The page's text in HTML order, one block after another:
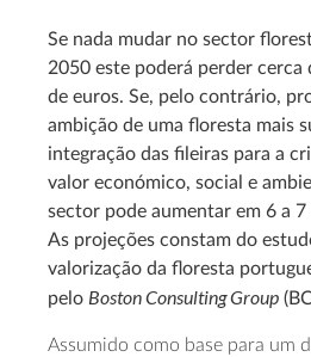
Se nada mudar no sector
2050 este poderá perder cerca
de euros. Se, pelo contrário,
ambição de uma floresta mais
integração das fileiras para a
valor económico, social e
sector pode aumentar em 6 a
As projeções constam do
valorização da floresta
pelo Boston Consulting Group
Assumido como base para um